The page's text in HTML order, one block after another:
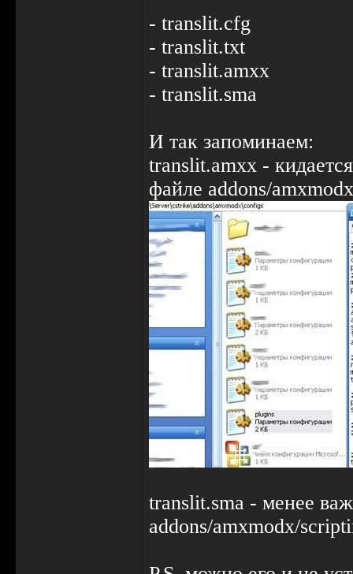
- translit.cfg
- translit.txt
- translit.amxx
- translit.sma
И так запоминаем:
translit.amxx -
файле addons/
translit.sma - менее
addons/amxmodx/